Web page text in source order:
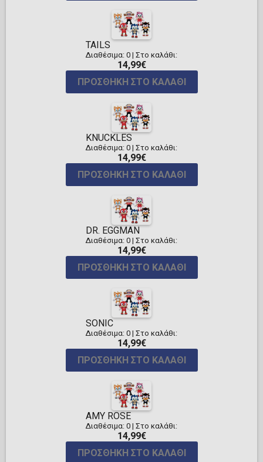
TAILS
Διαθέσιμα: 0 | Στο καλάθι:
14,99€
ΠΡΟΣΘΉΚΗ ΣΤΟ ΚΑΛΆΘΙ
KNUCKLES
Διαθέσιμα: 0 | Στο καλάθι:
14,99€
ΠΡΟΣΘΉΚΗ ΣΤΟ ΚΑΛΆΘΙ
DR. EGGMAN
Διαθέσιμα: 0 | Στο καλάθι:
14,99€
ΠΡΟΣΘΉΚΗ ΣΤΟ ΚΑΛΆΘΙ
SONIC
Διαθέσιμα: 0 | Στο καλάθι:
14,99€
ΠΡΟΣΘΉΚΗ ΣΤΟ ΚΑΛΆΘΙ
AMY ROSE
Διαθέσιμα: 0 | Στο καλάθι:
14,99€
ΠΡΟΣΘΉΚΗ ΣΤΟ ΚΑΛΆΘΙ